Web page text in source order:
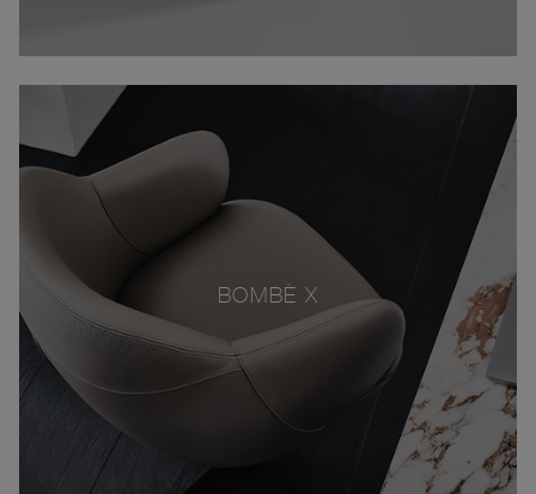
BOMBÈ X